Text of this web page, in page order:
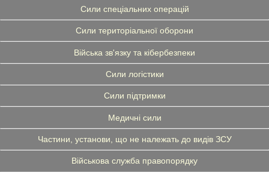
Сили спеціальних операцій
Сили територіальної оборони
Війська зв'язку та кібербезпеки
Сили логістики
Сили підтримки
Медичні сили
Частини, установи, що не належать до видів ЗСУ
Військова служба правопорядку